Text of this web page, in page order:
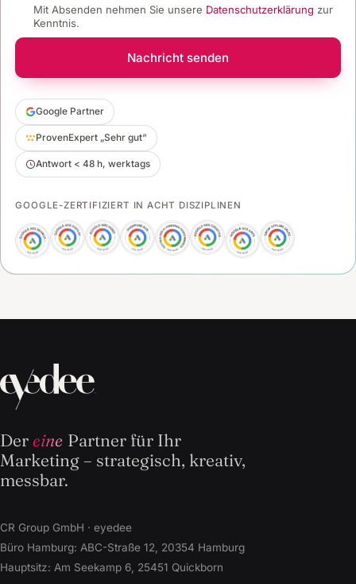
Mit Absenden nehmen Sie unsere Datenschutzerklärung zur
Kenntnis.
Nachricht senden
Google Partner
ProvenExpert „Sehr gut“
Antwort < 48 h, werktags
GOOGLE-ZERTIFIZIERT IN ACHT DISZIPLINEN
Dereine Partner für Ihr
Marketing – strategisch, kreativ,
messbar.
CR Group GmbH · eyedee
Büro Hamburg: ABC-Straße 12, 20354 Hamburg
Hauptsitz: Am Seekamp 6, 25451 Quickborn